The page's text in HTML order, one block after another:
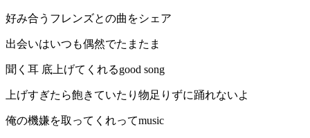
好み合うフレンズとの曲をシェア
出会いはいつも偶然でたまたま
聞く耳 底上げてくれるgood song
上げすぎたら飽きていたり物足りずに踊れないよ
俺の機嫌を取ってくれってmusic